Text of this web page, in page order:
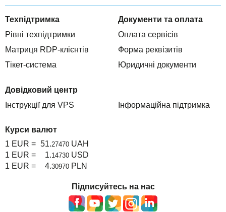
Техпідтримка
Рівні техпідтримки
Матриця RDP-клієнтів
Тікет-система
Документи та оплата
Оплата сервісів
Форма реквізитів
Юридичні документи
Довідковий центр
Інструкції для VPS
Інформаційна підтримка
Курси валют
1 EUR = 51.27470 UAH
1 EUR =
1.14730 USD
1 EUR =
4.30970 PLN
Підписуйтесь на нас